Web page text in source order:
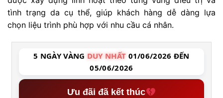
tình trạng da cụ thể, giúp khách hàng dễ dàng lựa
chọn liệu trình phù hợp với nhu cầu cá nhân.
5 NGÀY VÀNG DUY NHẤT 01/06/2026 ĐẾN
05/06/2026
Ưu đãi đã kết thúc